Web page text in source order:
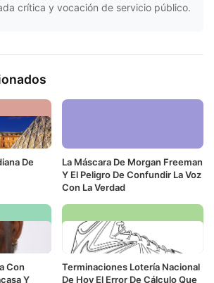
crítica y vocación de servicio público.
De
La Máscara De Morgan Freeman
Y El Peligro De Confundir La Voz
Con La Verdad
Con
Y
Terminaciones Lotería Nacional
De Hoy El Error De Cálculo Que